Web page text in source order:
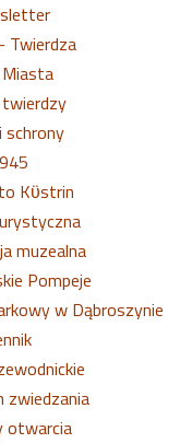
Twierdza
Kϋstrin
muzealna
Pompeje
w Dąbroszynie
zwiedzania
otwarcia